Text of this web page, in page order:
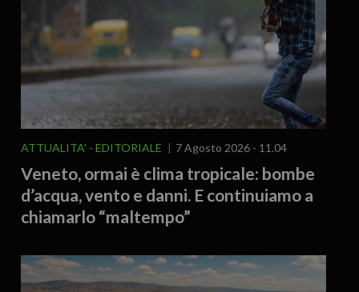
ATTUALITA' EDITORIALE 7 Agosto 2026 - 11.04
Veneto, ormai è clima tropicale: bombe
d’acqua, vento e danni. E continuiamo a
chiamarlo “maltempo”